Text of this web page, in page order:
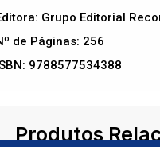
Grupo Editorial
de Páginas: 256
9788577534388
Produtos